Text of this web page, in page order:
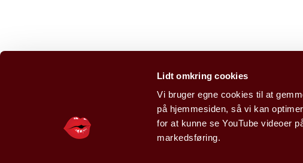
Lidt omkring cookies
Vi bruger egne cookies til at
på hjemmesiden, så vi kan
for at kunne se YouTube videoer
markedsføring.